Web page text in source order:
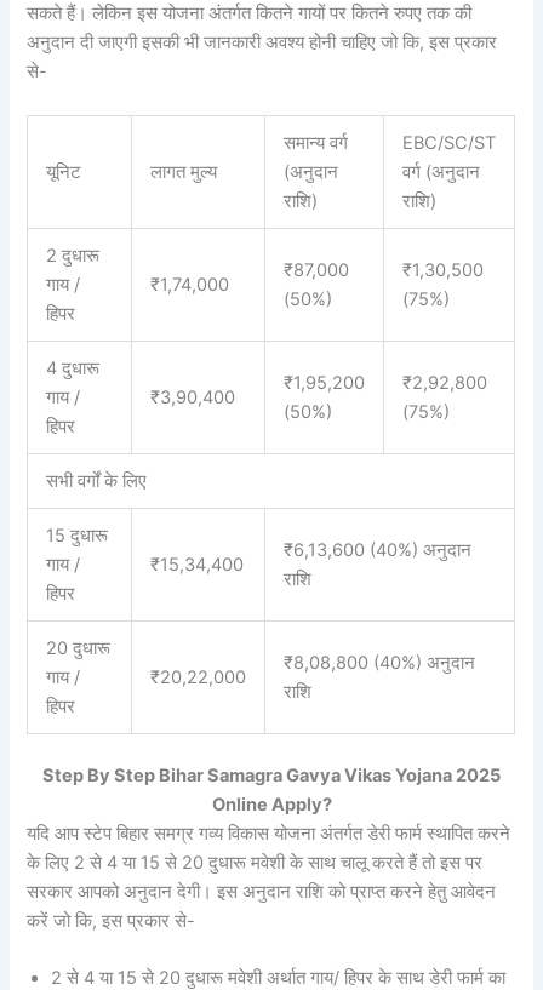
सकते हैं। लेकिन इस योजना अंतर्गत कितने गायों पर कितने रुपए तक की
अनुदान दी जाएगी इसकी भी जानकारी अवश्य होनी चाहिए जो कि, इस प्रकार
से-
यूनिट लागत मुल्य
समान्य वर्ग
(अनुदान
राशि)
EBC/SC/ST
वर्ग (अनुदान
राशि)
2 दुधारू
गाय /
हिपर
₹1,74,000
₹87,000
(50%)
₹1,30,500
(75%)
4 दुधारू
गाय /
हिपर
₹3,90,400
₹1,95,200
(50%)
₹2,92,800
(75%)
सभी वर्गों के लिए
15 दुधारू
गाय /
हिपर
₹15,34,400
₹6,13,600 (40%) अनुदान
राशि
20 दुधारू
गाय /
हिपर
₹20,22,000
₹8,08,800 (40%) अनुदान
राशि
Step By Step Bihar Samagra Gavya Vikas Yojana 2025
Online Apply?
यदि आप स्टेप बिहार समग्र गव्य विकास योजना अंतर्गत डेरी फार्म स्थापित करने
के लिए 2 से 4 या 15 से 20 दुधारू मवेशी के साथ चालू करते हैं तो इस पर
सरकार आपको अनुदान देगी। इस अनुदान राशि को प्राप्त करने हेतु आवेदन
करें जो कि, इस प्रकार से-
2 से 4 या 15 से 20 दुधारू मवेशी अर्थात गाय/ हिपर के साथ डेरी फार्म का